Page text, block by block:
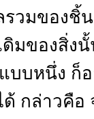
วมของชิ้
มของสิ่งนั้
บบหนึ่ง ก็
ด้ กล่าวคื